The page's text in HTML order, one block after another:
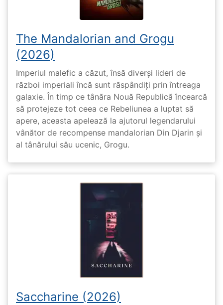
The Mandalorian and Grogu
(2026)
Imperiul malefic a căzut, însă diverși lideri de
război imperiali încă sunt răspândiți prin întreaga
galaxie. În timp ce tânăra Nouă Republică încearcă
să protejeze tot ceea ce Rebeliunea a luptat să
apere, aceasta apelează la ajutorul legendarului
vânător de recompense mandalorian Din Djarin și
al tânărului său ucenic, Grogu.
Saccharine (2026)